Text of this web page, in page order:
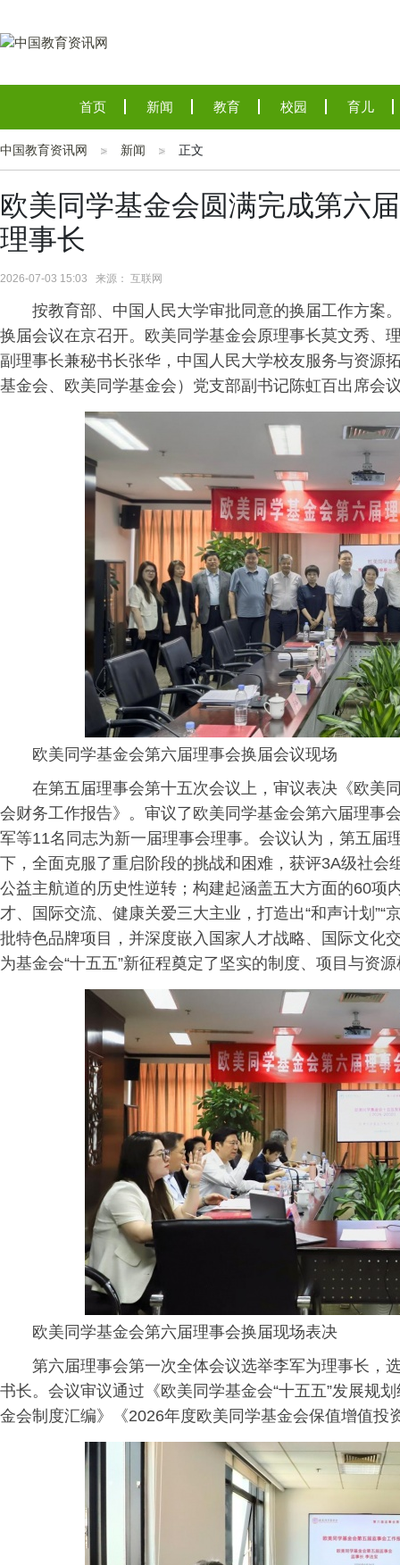
首页 新闻 教育 校园 育儿
中国教育资讯网 新闻 正文
欧美同学基金会圆满完成第六
理事长
2026-07-03 15:03 来源： 互联网
按教育部、中国人民大学审批同意的换届工作方案
换届会议在京召开。欧美同学基金会原理事长莫文秀、
副理事长兼秘书长张华，中国人民大学校友服务与资源
基金会、欧美同学基金会）党支部副书记陈虹百出席会
欧美同学基金会第六届理事会换届会议现场
在第五届理事会第十五次会议上，审议表决《欧美
会财务工作报告》。审议了欧美同学基金会第六届理事
军等11名同志为新一届理事会理事。会议认为，第五届
下，全面克服了重启阶段的挑战和困难，获评3A级社
公益主航道的历史性逆转；构建起涵盖五大方面的60项
才、国际交流、健康关爱三大主业，打造出“和声计划”“
批特色品牌项目，并深度嵌入国家人才战略、国际文化
为基金会“十五五”新征程奠定了坚实的制度、项目与资
欧美同学基金会第六届理事会换届现场表决
第六届理事会第一次全体会议选举李军为理事长，
书长。会议审议通过《欧美同学基金会“十五五”发展规
金会制度汇编》《2026年度欧美同学基金会保值增值